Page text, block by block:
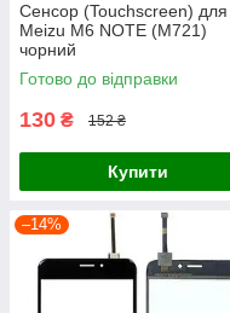
Сенсор (Touchscreen) для
Meizu M6 NOTE (M721)
чорний
Готово до відправки
130 ₴ 152 ₴
Купити
–14%